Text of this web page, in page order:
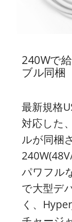
240Wで
ブル同梱
最新規格
対応した
ルが同梱
パワフル
で大型デ
く、